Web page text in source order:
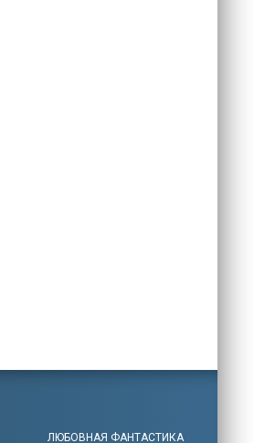
ЛЮБОВНАЯ ФАНТАСТИКА